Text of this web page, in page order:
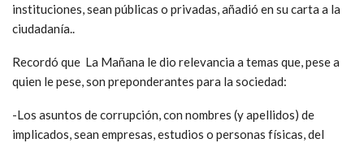
instituciones, sean públicas o privadas, añadió en su carta a la
ciudadanía..
Recordó que La Mañana le dio relevancia a temas que, pese a
quien le pese, son preponderantes para la sociedad:
-Los asuntos de corrupción, con nombres (y apellidos) de
implicados, sean empresas, estudios o personas físicas, del